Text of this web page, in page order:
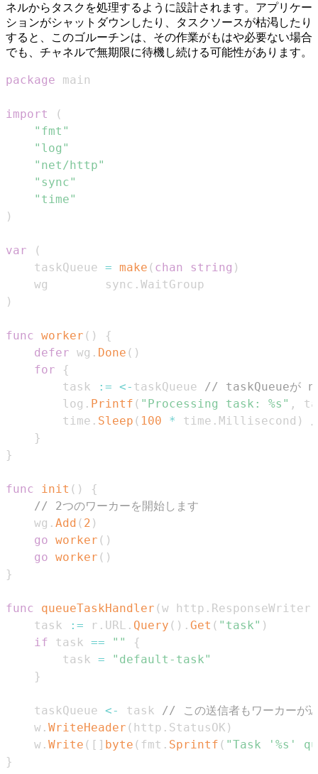
ネルからタスクを処理するように設計されます。アプリケー
ションがシャットダウンしたり、タスクソースが枯渇したり
すると、このゴルーチンは、その作業がもはや必要ない場合
でも、チャネルで無期限に待機し続ける可能性があります。
package
import
(
"fmt"
"log"
"net/http"
"sync"
"time"
)
var
(
	taskQueue
= make ( chan string )
	wg        sync
.
)
func worker ( )
{
defer wg . Done ( )
for
{
		task
:= <- taskQueue // taskQueueが
		log
. Printf ( "Processing task: %s" ,
		time
. Sleep ( 100 * time . Millisecond )
}
}
func init ( )
{
// 2つのワーカーを開始します
	wg
. Add ( 2 )
go worker ( )
go worker ( )
}
func queueTaskHandler (w http . ResponseWriter
	task
:= r . URL . Query ( ) . Get ( "task" )
if task == ""
{
		task
=
"default-task"
}
	taskQueue
<- task // この送信者もワーカーが
	w
. WriteHeader ( http . StatusOK )
	w
. Write ( [ ] byte ( fmt . Sprintf ( "Task '%s'
}